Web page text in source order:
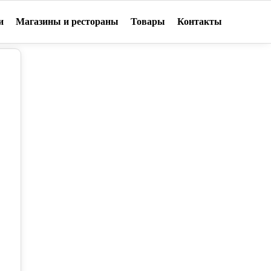
Магазины и рестораны Товары Контакты